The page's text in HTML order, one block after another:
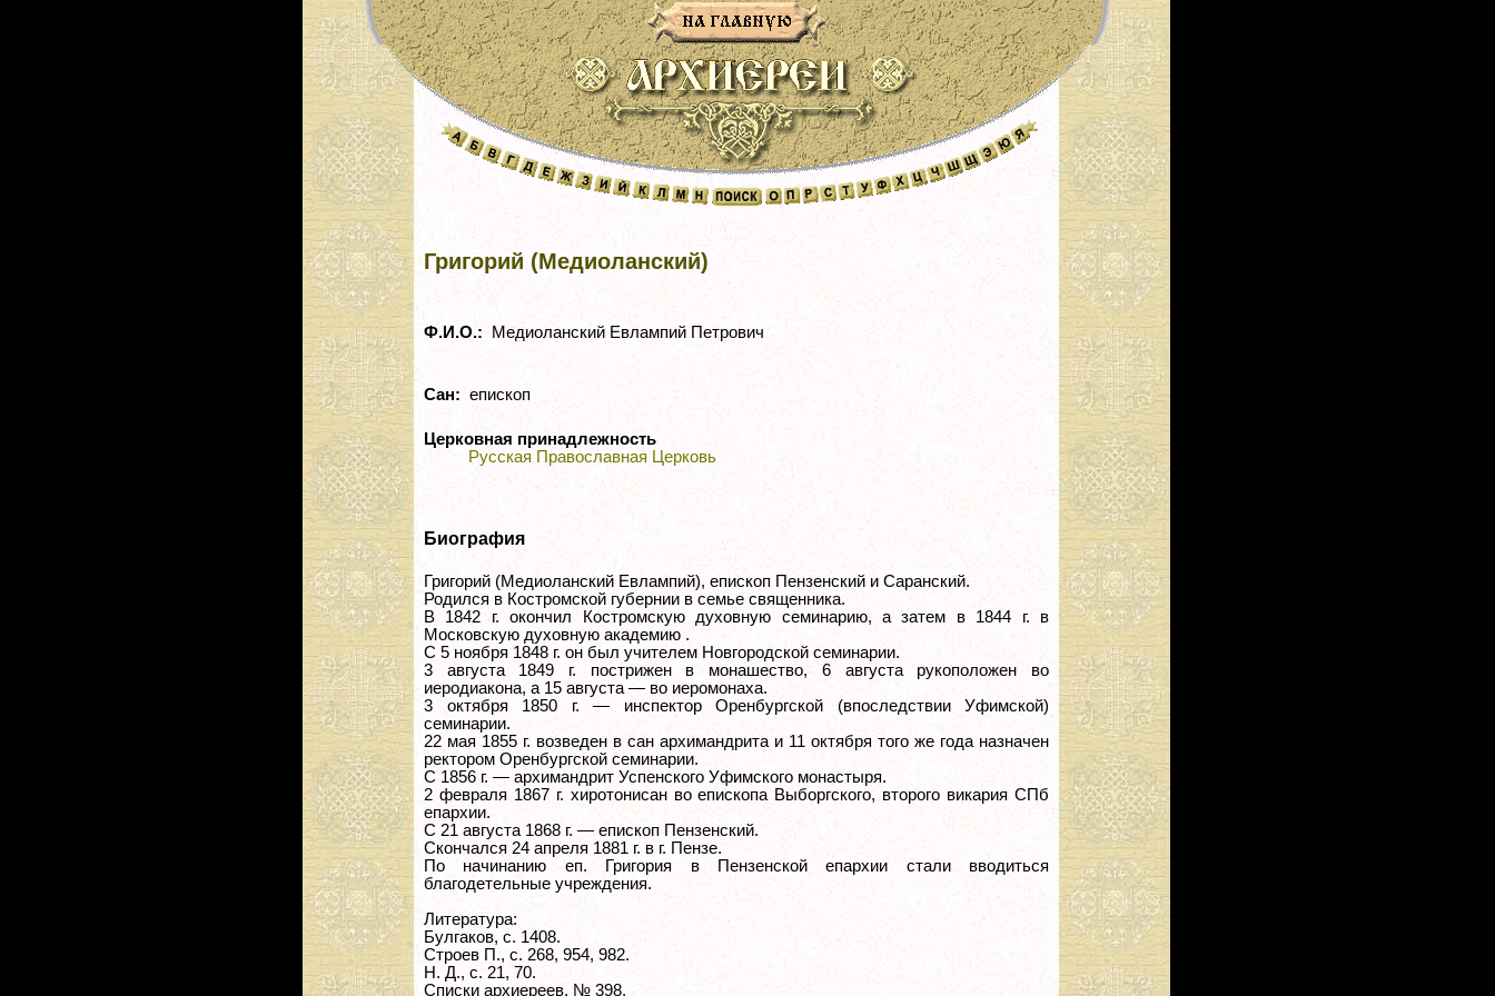
Григорий (Медиоланский)
Ф.И.О.: Медиоланский Евлампий Петрович
Сан: епископ
Церковная принадлежность
Русская Православная Церковь
Биография
Григорий (Медиоланский Евлампий), епископ Пензенский и Саранский.
Родился в Костромской губернии в семье священника.
В 1842 г. окончил Костромскую духовную семинарию, а затем в 1844 г. в
Московскую духовную академию .
С 5 ноября 1848 г. он был учителем Новгородской семинарии.
3 августа 1849 г. пострижен в монашество, 6 августа рукоположен во
иеродиакона, а 15 августа — во иеромонаха.
3 октября 1850 г. — инспектор Оренбургской (впоследствии Уфимской)
семинарии.
22 мая 1855 г. возведен в сан архимандрита и 11 октября того же года назначен
ректором Оренбургской семинарии.
С 1856 г. — архимандрит Успенского Уфимского монастыря.
2 февраля 1867 г. хиротонисан во епископа Выборгского, второго викария СПб
епархии.
С 21 августа 1868 г. — епископ Пензенский.
Скончался 24 апреля 1881 г. в г. Пензе.
По начинанию еп. Григория в Пензенской епархии стали вводиться
благодетельные учреждения.
Литература:
Булгаков, с. 1408.
Строев П., с. 268, 954, 982.
Н. Д., с. 21, 70.
Списки архиереев, № 398.